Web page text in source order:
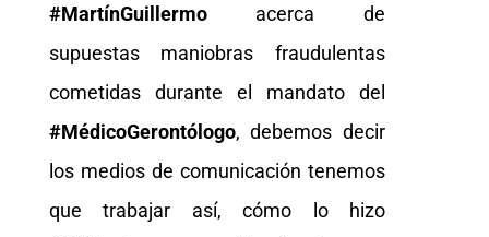
#MartínGuillermoacerca de
supuestas maniobras fraudulentas
cometidas durante el mandato del
#MédicoGerontólogo, debemos decir
los medios de comunicación tenemos
que trabajar así, cómo lo hizo